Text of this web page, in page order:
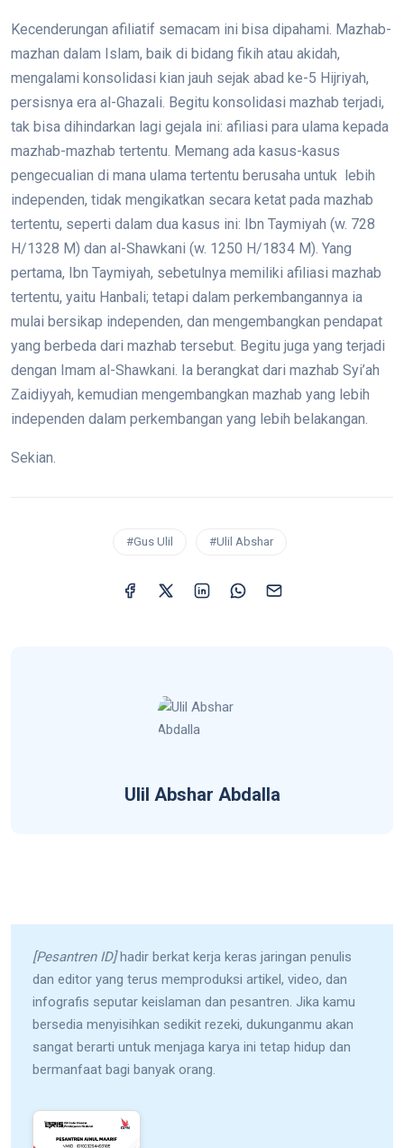
Kecenderungan afiliatif semacam ini bisa dipahami. Mazhab-
mazhan dalam Islam, baik di bidang fikih atau akidah,
mengalami konsolidasi kian jauh sejak abad ke-5 Hijriyah,
persisnya era al-Ghazali. Begitu konsolidasi mazhab terjadi,
tak bisa dihindarkan lagi gejala ini: afiliasi para ulama kepada
mazhab-mazhab tertentu. Memang ada kasus-kasus
pengecualian di mana ulama tertentu berusaha untuk lebih
independen, tidak mengikatkan secara ketat pada mazhab
tertentu, seperti dalam dua kasus ini: Ibn Taymiyah (w. 728
H/1328 M) dan al-Shawkani (w. 1250 H/1834 M). Yang
pertama, Ibn Taymiyah, sebetulnya memiliki afiliasi mazhab
tertentu, yaitu Hanbali; tetapi dalam perkembangannya ia
mulai bersikap independen, dan mengembangkan pendapat
yang berbeda dari mazhab tersebut. Begitu juga yang terjadi
dengan Imam al-Shawkani. Ia berangkat dari mazhab Syi’ah
Zaidiyyah, kemudian mengembangkan mazhab yang lebih
independen dalam perkembangan yang lebih belakangan.
Sekian.
#Gus Ulil #Ulil Abshar
Ulil Abshar Abdalla
[Pesantren ID]hadir berkat kerja keras jaringan penulis
dan editor yang terus memproduksi artikel, video, dan
infografis seputar keislaman dan pesantren. Jika kamu
bersedia menyisihkan sedikit rezeki, dukunganmu akan
sangat berarti untuk menjaga karya ini tetap hidup dan
bermanfaat bagi banyak orang.